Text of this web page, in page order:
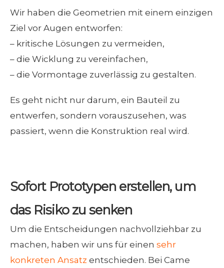
Wir haben die Geometrien mit einem einzigen
Ziel vor Augen entworfen:
– kritische Lösungen zu vermeiden,
– die Wicklung zu vereinfachen,
– die Vormontage zuverlässig zu gestalten.
Es geht nicht nur darum, ein Bauteil zu
entwerfen, sondern vorauszusehen, was
passiert, wenn die Konstruktion real wird.
Sofort Prototypen erstellen, um
das Risiko zu senken
Um die Entscheidungen nachvollziehbar zu
machen, haben wir uns für einen sehr
konkreten Ansatz entschieden. Bei Came